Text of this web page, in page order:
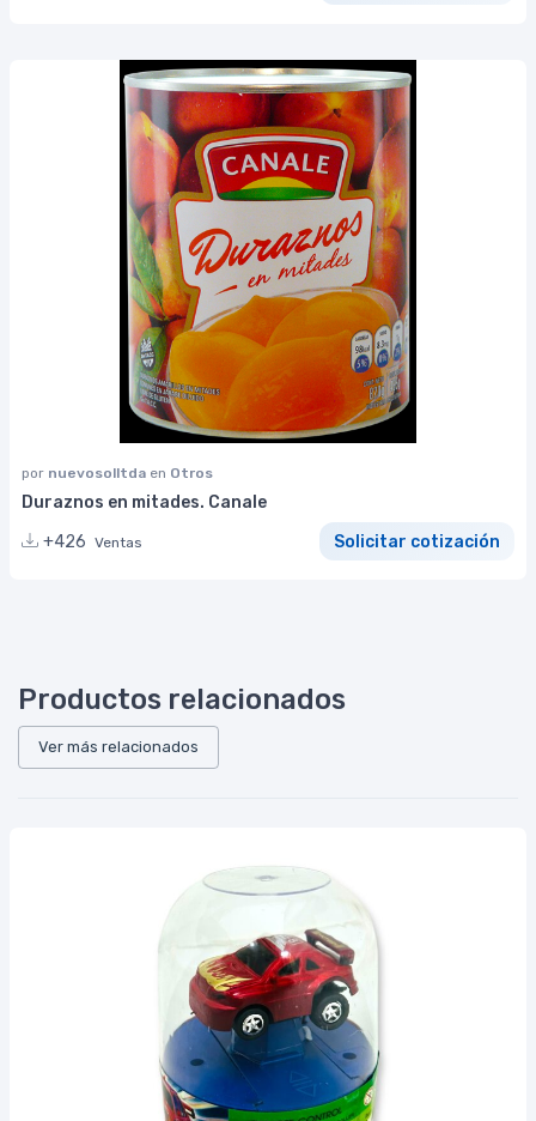
por nuevosolltda en Otros
Duraznos en mitades. Canale
+426 Ventas Solicitar cotización
Productos relacionados
Ver más relacionados